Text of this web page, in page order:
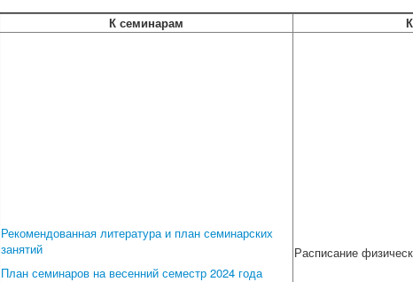
К семинарам
Рекомендованная литература и план семинарских
занятий
План семинаров на весенний семестр 2024 года
Расписание